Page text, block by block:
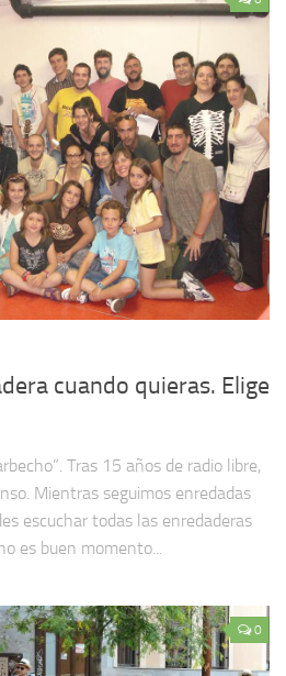
cuando quieras. Elige
Tras 15 años de radio libre,
Mientras seguimos enredadas
escuchar todas las enredaderas
es buen momento...
0